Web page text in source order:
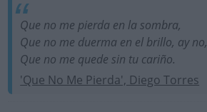
Que no me pierda en la sombra,
Que no me duerma en el brillo, ay no,
Que no me quede sin tu cariño.
'Que No Me Pierda', Diego Torres